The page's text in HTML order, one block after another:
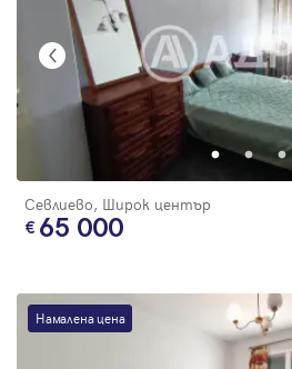
Севлиево, Широк център
65 000
Намалена цена